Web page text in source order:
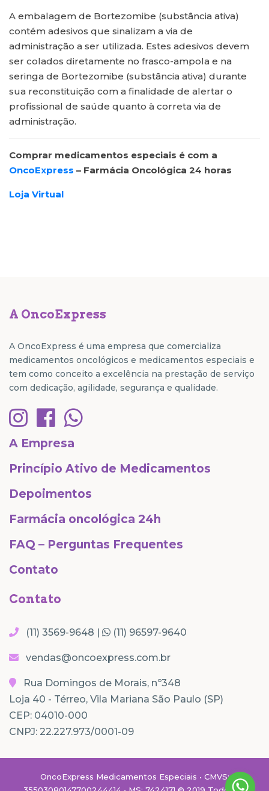
A embalagem de Bortezomibe (substância ativa)
contém adesivos que sinalizam a via de
administração a ser utilizada. Estes adesivos devem
ser colados diretamente no frasco-ampola e na
seringa de Bortezomibe (substância ativa) durante
sua reconstituição com a finalidade de alertar o
profissional de saúde quanto à correta via de
administração.
Comprar medicamentos especiais é com a
OncoExpress – Farmácia Oncológica 24 horas
Loja Virtual
A OncoExpress
A OncoExpress é uma empresa que comercializa
medicamentos oncológicos e medicamentos especiais e
tem como conceito a excelência na prestação de serviço
com dedicação, agilidade, segurança e qualidade.
A Empresa
Princípio Ativo de Medicamentos
Depoimentos
Farmácia oncológica 24h
FAQ – Perguntas Frequentes
Contato
Contato
(11) 3569-9648 | (11) 96597-9640
vendas@oncoexpress.com.br
Rua Domingos de Morais, nº348
Loja 40 - Térreo, Vila Mariana São Paulo (SP)
CEP: 04010-000
CNPJ: 22.227.973/0001-09
OncoExpress Medicamentos Especiais • CMVS: